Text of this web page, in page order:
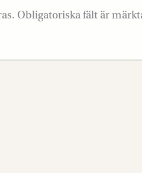
Obligatoriska fält är